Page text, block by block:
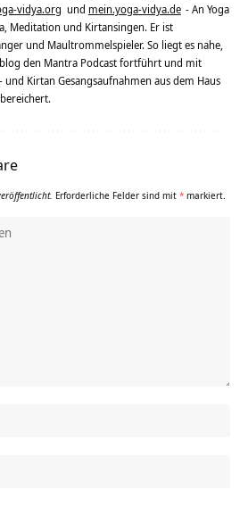
vidya.org und mein.yoga-vidya.de - An Yoga
Meditation und Kirtansingen. Er ist
und Maultrommelspieler. So liegt es nahe,
den Mantra Podcast fortführt und mit
Kirtan Gesangsaufnahmen aus dem Haus
Erforderliche Felder sind mit * markiert.